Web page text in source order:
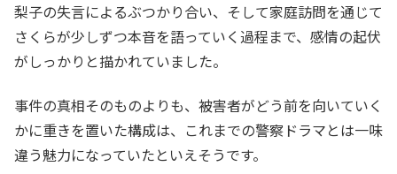
梨子の失言によるぶつかり合い、そして家庭訪問を通じて
さくらが少しずつ本音を語っていく過程まで、感情の起伏
がしっかりと描かれていました。
事件の真相そのものよりも、被害者がどう前を向いていく
かに重きを置いた構成は、これまでの警察ドラマとは一味
違う魅力になっていたといえそうです。